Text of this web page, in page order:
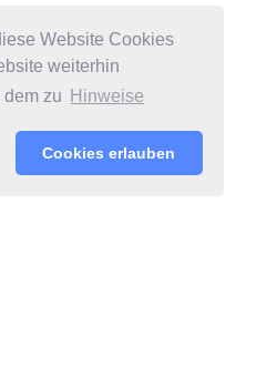
Website Cookies
weiterhin
zu
Hinweise
Cookies erlauben